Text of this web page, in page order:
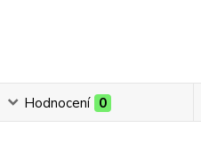
Hodnocení 0